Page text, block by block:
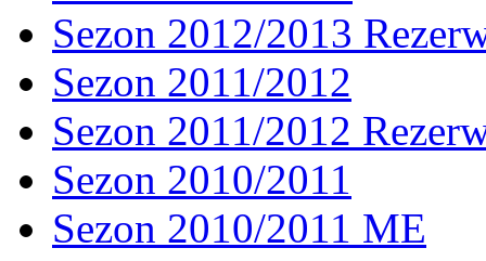
Sezon 2012/2013
Sezon 2011/2012
Sezon 2011/2012
Sezon 2010/2011
Sezon 2010/2011 ME